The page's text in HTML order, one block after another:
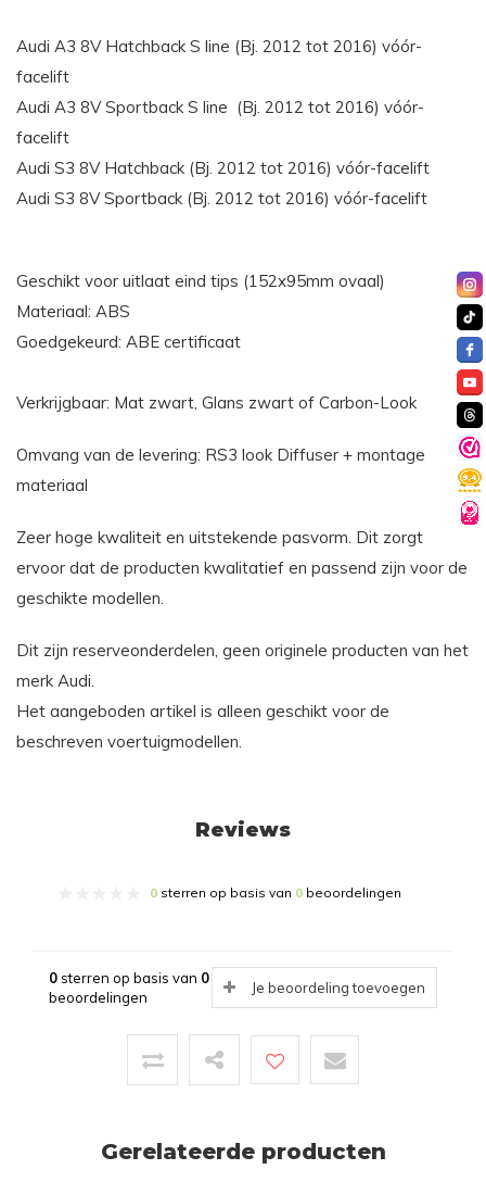
Audi A3 8V Hatchback S line (Bj. 2012 tot 2016) vóór-
facelift
Audi A3 8V Sportback S line (Bj. 2012 tot 2016) vóór-
facelift
Audi S3 8V Hatchback (Bj. 2012 tot 2016) vóór-facelift
Audi S3 8V Sportback (Bj. 2012 tot 2016) vóór-facelift
Geschikt voor uitlaat eind tips (152x95mm ovaal)
Materiaal: ABS
Goedgekeurd: ABE certificaat
Verkrijgbaar: Mat zwart, Glans zwart of Carbon-Look
Omvang van de levering: RS3 look Diffuser + montage
materiaal
Zeer hoge kwaliteit en uitstekende pasvorm. Dit zorgt
ervoor dat de producten kwalitatief en passend zijn voor de
geschikte modellen.
Dit zijn reserveonderdelen, geen originele producten van het
merk Audi.
Het aangeboden artikel is alleen geschikt voor de
beschreven voertuigmodellen.
Reviews
0 sterren op basis van 0 beoordelingen
0sterren op basis van 0
beoordelingen
Je beoordeling toevoegen
Gerelateerde producten